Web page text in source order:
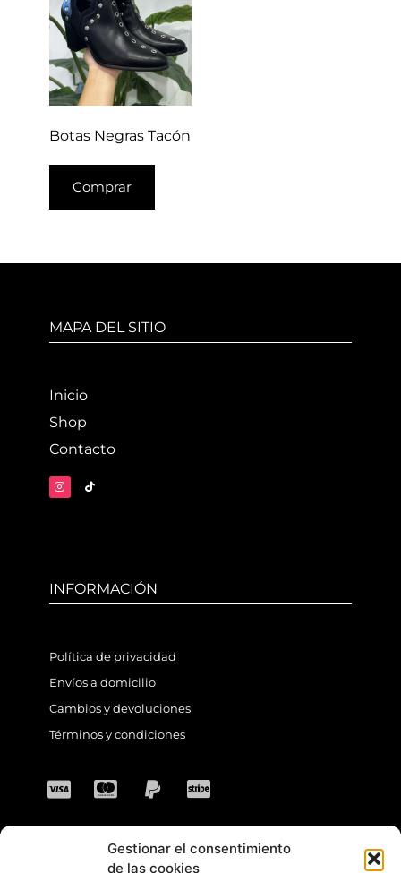
Gestionar el consentimiento
de las cookies
Botas Negras Tacón
Comprar
MAPA DEL SITIO
Inicio
Shop
Contacto
INFORMACIÓN
Política de privacidad
Envíos a domicilio
Cambios y devoluciones
Términos y condiciones
CONTACTO